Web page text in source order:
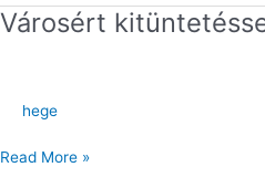
Városért
hege
Városért
Read More »